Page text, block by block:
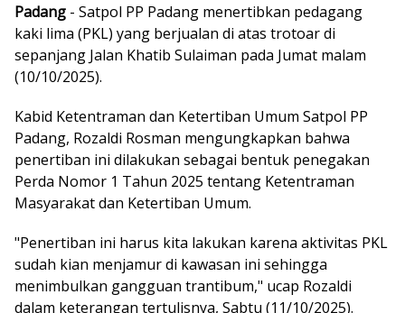
Padang - Satpol PP Padang menertibkan pedagang
kaki lima (PKL) yang berjualan di atas trotoar di
sepanjang Jalan Khatib Sulaiman pada Jumat malam
(10/10/2025).
Kabid Ketentraman dan Ketertiban Umum Satpol PP
Padang, Rozaldi Rosman mengungkapkan bahwa
penertiban ini dilakukan sebagai bentuk penegakan
Perda Nomor 1 Tahun 2025 tentang Ketentraman
Masyarakat dan Ketertiban Umum.
"Penertiban ini harus kita lakukan karena aktivitas PKL
sudah kian menjamur di kawasan ini sehingga
menimbulkan gangguan trantibum," ucap Rozaldi
dalam keterangan tertulisnya, Sabtu (11/10/2025).